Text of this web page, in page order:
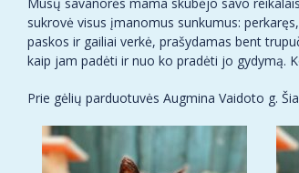
sukrovė visus įmanomus sunkumus:
paskos ir gailiai verkė, prašydamas bent
kaip jam padėti ir nuo ko pradėti jo gydymą.
Prie gėlių parduotuvės Augmina Vaidoto g.